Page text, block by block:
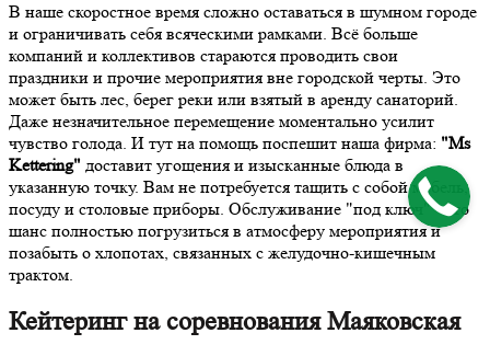
В наше скоростное время сложно оставаться в шумном городе
и ограничивать себя всяческими рамками. Всё больше
компаний и коллективов стараются проводить свои
праздники и прочие мероприятия вне городской черты. Это
может быть лес, берег реки или взятый в аренду санаторий.
Даже незначительное перемещение моментально усилит
чувство голода. И тут на помощь поспешит наша фирма: "Ms
Kettering" доставит угощения и изысканные блюда в
указанную точку. Вам не потребуется тащить с собой мебель,
посуду и столовые приборы. Обслуживание "под ключ" - это
шанс полностью погрузиться в атмосферу мероприятия и
позабыть о хлопотах, связанных с желудочно-кишечным
трактом.
Кейтеринг на соревнования Маяковская